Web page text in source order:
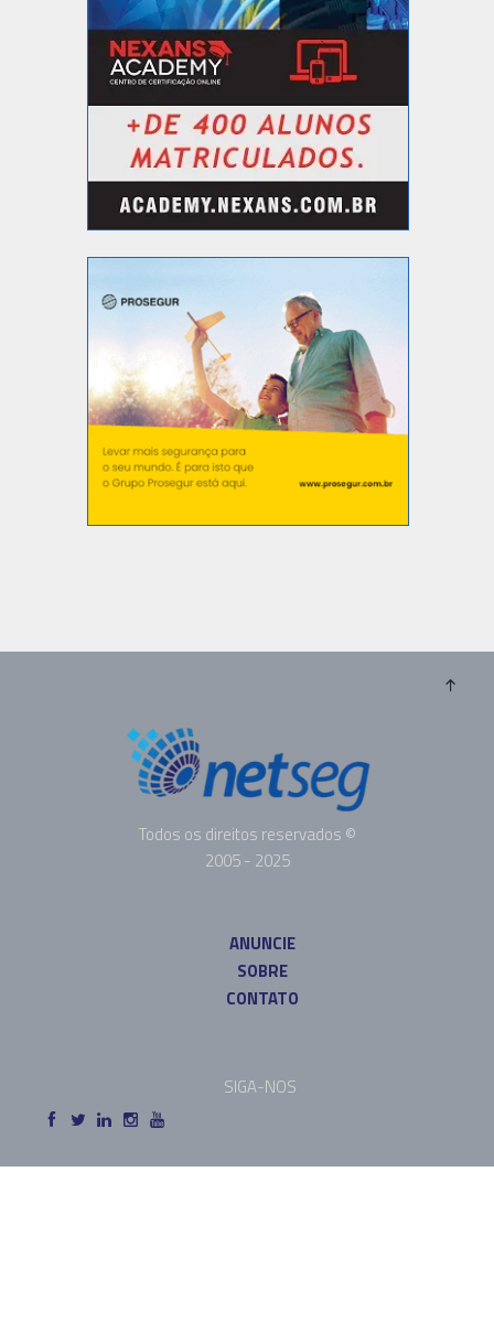
Todos os direitos reservados ©
2005 - 2025
ANUNCIE
SOBRE
CONTATO
SIGA-NOS